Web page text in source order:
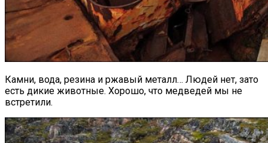
Камни, вода, резина и ржавый металл… Людей нет, зато
есть дикие животные. Хорошо, что медведей мы не
встретили.